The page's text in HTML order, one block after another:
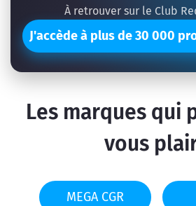
À retrouver sur le Club
J'accède à plus de 30 000
Les marques qui
vous
MEGA CGR